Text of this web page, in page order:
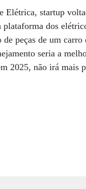
Elétrica, startup
dos
peças de um carro
seria a
2025, não irá mais